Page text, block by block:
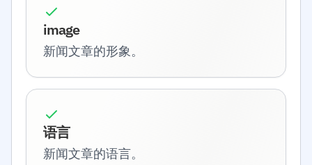
image
新闻文章的形象。
语言
新闻文章的语言。